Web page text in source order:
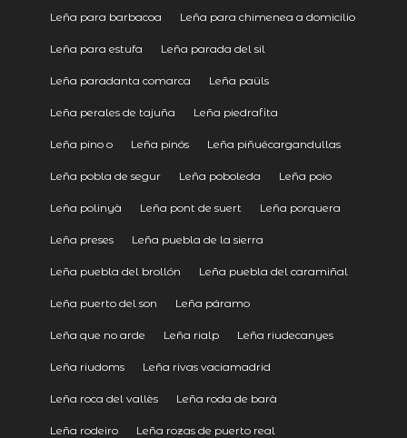
Leña para barbacoa Leña para chimenea a domicilio
Leña para estufa Leña parada del sil
Leña paradanta comarca Leña paüls
Leña perales de tajuña Leña piedrafita
Leña pino o Leña pinós Leña piñuécargandullas
Leña pobla de segur Leña poboleda Leña poio
Leña polinyà Leña pont de suert Leña porquera
Leña preses Leña puebla de la sierra
Leña puebla del brollón Leña puebla del caramiñal
Leña puerto del son Leña páramo
Leña que no arde Leña rialp Leña riudecanyes
Leña riudoms Leña rivas vaciamadrid
Leña roca del vallès Leña roda de barà
Leña rodeiro Leña rozas de puerto real